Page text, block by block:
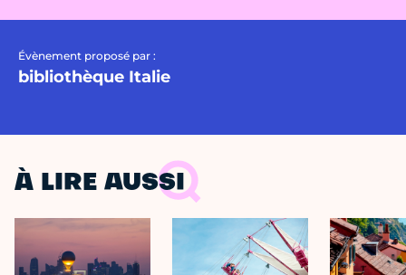
Évènement proposé par :
bibliothèque Italie
À LIRE AUSSI